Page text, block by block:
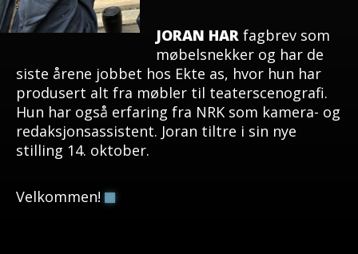
JORAN HARfagbrev som
møbelsnekker og har de
siste årene jobbet hos Ekte as, hvor hun har
produsert alt fra møbler til teaterscenografi.
Hun har også erfaring fra NRK som kamera- og
redaksjonsassistent. Joran tiltre i sin nye
stilling 14. oktober.
Velkommen!